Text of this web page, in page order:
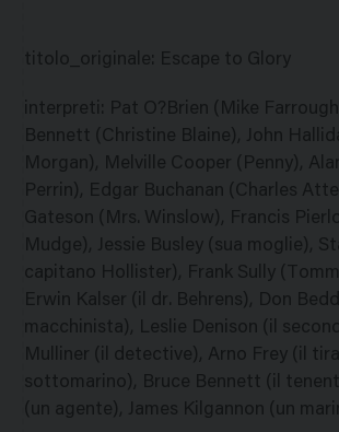
titolo_originale: Escape to Glory
interpreti: Pat O?Brien (Mike
Bennett (Christine Blaine), John
Morgan), Melville Cooper (Penny),
Perrin), Edgar Buchanan (Charles
Gateson (Mrs. Winslow), Francis
Mudge), Jessie Busley (sua moglie),
capitano Hollister), Frank Sully
Erwin Kalser (il dr. Behrens), Don
macchinista), Leslie Denison (il
Mulliner (il detective), Arno Frey (il
sottomarino), Bruce Bennett (il
(un agente), James Kilgannon (un